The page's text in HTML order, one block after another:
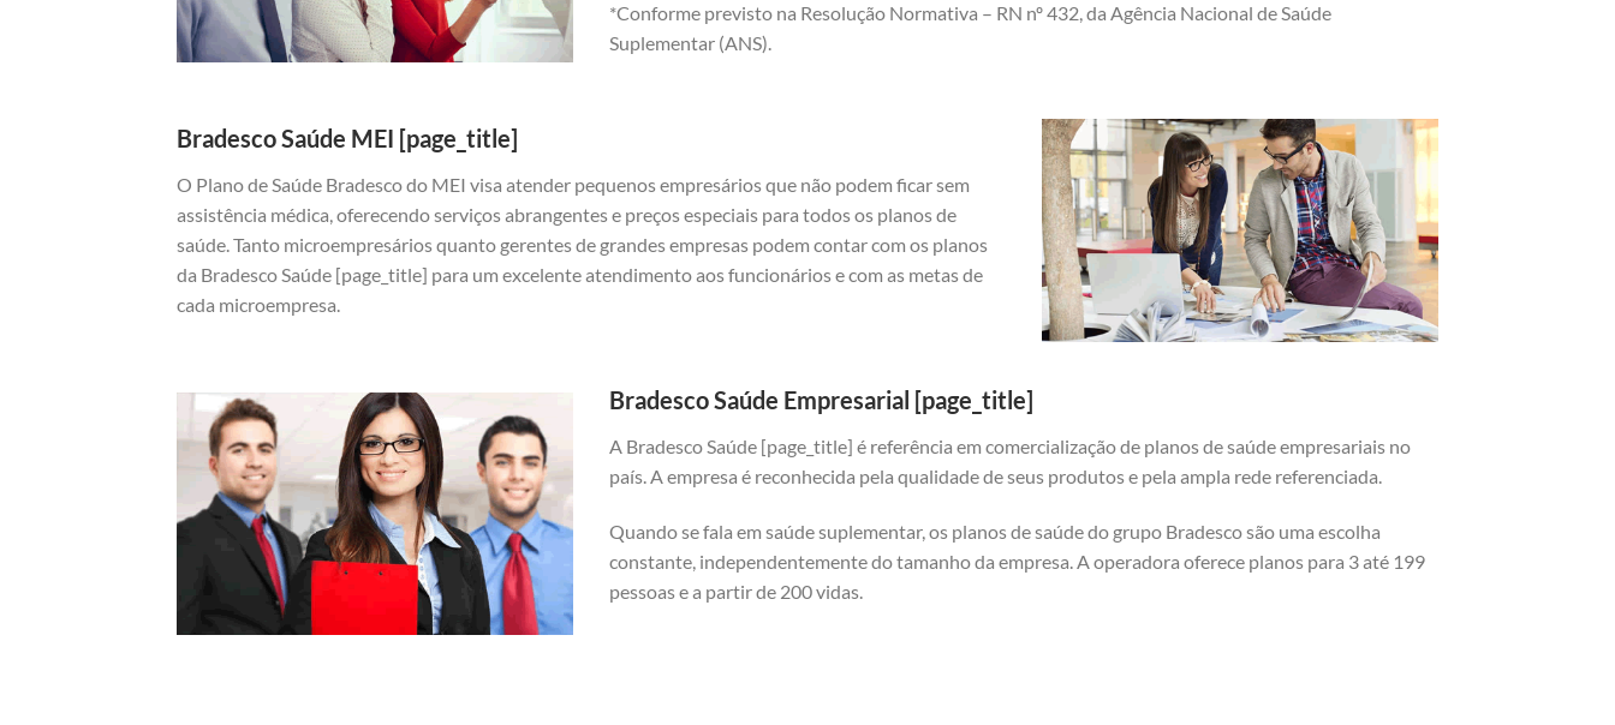
*Conforme previsto na Resolução Normativa – RN nº 432, da Agência Nacional de Saúde
Suplementar (ANS).
Bradesco Saúde MEI [page_title]
O Plano de Saúde Bradesco do MEI visa atender pequenos empresários que não podem ficar sem
assistência médica, oferecendo serviços abrangentes e preços especiais para todos os planos de
saúde. Tanto microempresários quanto gerentes de grandes empresas podem contar com os planos
da Bradesco Saúde [page_title] para um excelente atendimento aos funcionários e com as metas de
cada microempresa.
Bradesco Saúde Empresarial [page_title]
A Bradesco Saúde [page_title] é referência em comercialização de planos de saúde empresariais no
país. A empresa é reconhecida pela qualidade de seus produtos e pela ampla rede referenciada.
Quando se fala em saúde suplementar, os planos de saúde do grupo Bradesco são uma escolha
constante, independentemente do tamanho da empresa. A operadora oferece planos para 3 até 199
pessoas e a partir de 200 vidas.